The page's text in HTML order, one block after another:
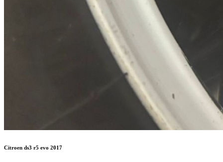
Citroen ds3 r5 evo 2017